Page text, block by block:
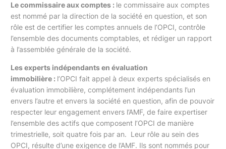
Le commissaire aux comptes : le commissaire aux comptes
est nommé par la direction de la société en question, et son
rôle est de certifier les comptes annuels de l’OPCI, contrôle
l’ensemble des documents comptables, et rédiger un rapport
à l’assemblée générale de la société.
Les experts indépendants en évaluation
immobilière : l’OPCI fait appel à deux experts spécialisés en
évaluation immobilière, complétement indépendants l’un
envers l’autre et envers la société en question, afin de pouvoir
respecter leur engagement envers l’AMF, de faire expertiser
l’ensemble des actifs que composent l’OPCI de manière
trimestrielle, soit quatre fois par an. Leur rôle au sein des
OPCI, résulte d’une exigence de l’AMF. Ils sont nommés pour